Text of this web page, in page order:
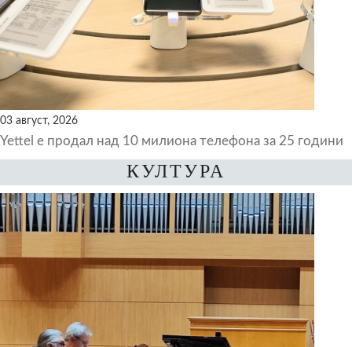
03 август, 2026
Yettel е продал над 10 милиона телефона за 25 години
КУЛТУРА